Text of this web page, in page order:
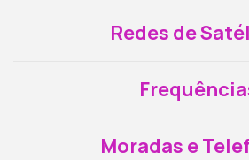
Redes de
Moradas e